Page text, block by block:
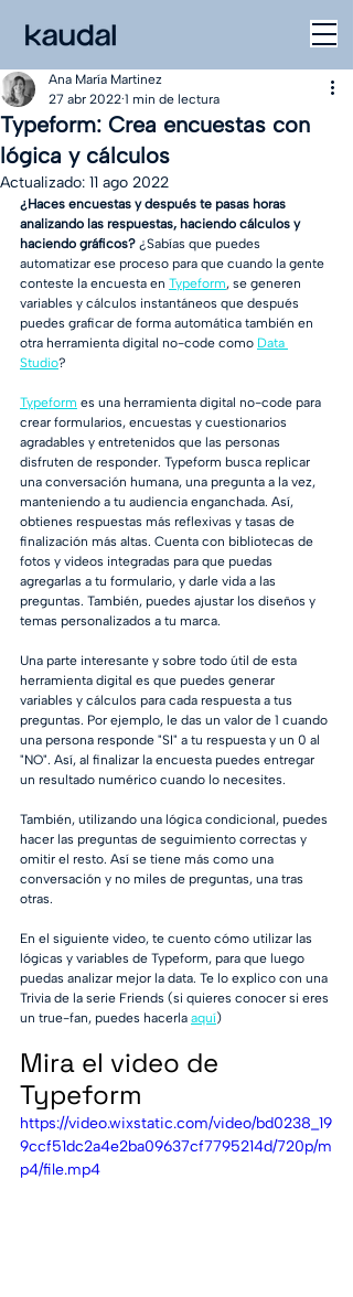
Typeform: Crea encuestas con
lógica y cálculos
Ana María Martinez
27 abr 2022 1 min de lectura
Actualizado: 11 ago 2022
¿Haces encuestas y después te pasas horas
analizando las respuestas, haciendo cálculos y
haciendo gráficos? ¿Sabías que puedes
automatizar ese proceso para que cuando la gente
conteste la encuesta en Typeform, se generen
variables y cálculos instantáneos que después
puedes graficar de forma automática también en
otra herramienta digital no-code como Data
Studio?
Typeform es una herramienta digital no-code para
crear formularios, encuestas y cuestionarios
agradables y entretenidos que las personas
disfruten de responder. Typeform busca replicar
una conversación humana, una pregunta a la vez,
manteniendo a tu audiencia enganchada. Así,
obtienes respuestas más reflexivas y tasas de
finalización más altas. Cuenta con bibliotecas de
fotos y videos integradas para que puedas
agregarlas a tu formulario, y darle vida a las
preguntas. También, puedes ajustar los diseños y
temas personalizados a tu marca.
Una parte interesante y sobre todo útil de esta
herramienta digital es que puedes generar
variables y cálculos para cada respuesta a tus
preguntas. Por ejemplo, le das un valor de 1 cuando
una persona responde "SI" a tu respuesta y un 0 al
"NO". Así, al finalizar la encuesta puedes entregar
un resultado numérico cuando lo necesites.
También, utilizando una lógica condicional, puedes
hacer las preguntas de seguimiento correctas y
omitir el resto. Así se tiene más como una
conversación y no miles de preguntas, una tras
otras.
En el siguiente video, te cuento cómo utilizar las
lógicas y variables de Typeform, para que luego
puedas analizar mejor la data. Te lo explico con una
Trivia de la serie Friends (si quieres conocer si eres
un true-fan, puedes hacerla aquí)
Mira el video de
Typeform
https://video.wixstatic.com/video/bd0238_19
9ccf51dc2a4e2ba09637cf7795214d/720p/m
p4/file.mp4